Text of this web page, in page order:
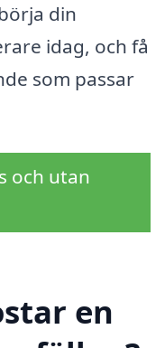
din
idag, och få
som passar
och utan
en